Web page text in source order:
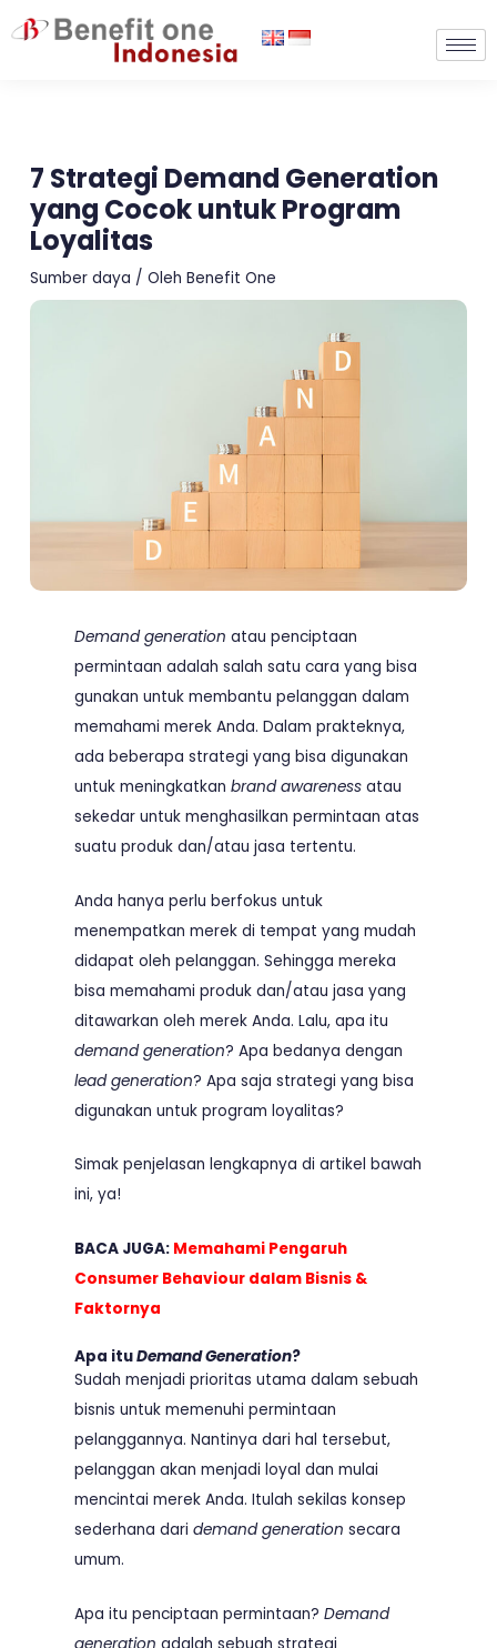
Lewati
ke
7 Strategi Demand Generation
yang Cocok untuk Program
Loyalitas
Sumber daya / OlehBenefit One
Demand generation atau penciptaan
permintaan adalah salah satu cara yang bisa
gunakan untuk membantu pelanggan dalam
memahami merek Anda. Dalam prakteknya,
ada beberapa strategi yang bisa digunakan
untuk meningkatkan brand awarenessatau
sekedar untuk menghasilkan permintaan atas
suatu produk dan/atau jasa tertentu.
Anda hanya perlu berfokus untuk
menempatkan merek di tempat yang mudah
didapat oleh pelanggan. Sehingga mereka
bisa memahami produk dan/atau jasa yang
ditawarkan oleh merek Anda. Lalu, apa itu
demand generation? Apa bedanya dengan
lead generation? Apa saja strategi yang bisa
digunakan untuk program loyalitas?
Simak penjelasan lengkapnya di artikel bawah
ini, ya!
BACA JUGA: Memahami Pengaruh
Consumer Behaviour dalam Bisnis &
Faktornya
Apa ituDemand Generation?
Sudah menjadi prioritas utama dalam sebuah
bisnis untuk memenuhi permintaan
pelanggannya. Nantinya dari hal tersebut,
pelanggan akan menjadi loyal dan mulai
mencintai merek Anda. Itulah sekilas konsep
sederhana dari demand generation secara
umum.
Apa itu penciptaan permintaan? Demand